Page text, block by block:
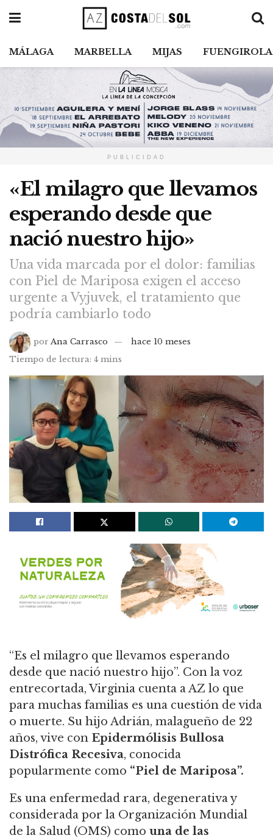
MÁLAGA MARBELLA MIJAS FUENGIROLA
PUBLICIDAD
«El milagro que llevamos
esperando desde que
nació nuestro hijo»
Una vida marcada por el dolor: familias
con Piel de Mariposa exigen el acceso
urgente a Vyjuvek, el tratamiento que
podría cambiarlo todo
por Ana Carrasco
hace 10 meses
Tiempo de lectura: 4 mins
“Es el milagro que llevamos esperando
desde que nació nuestro hijo”. Con la voz
entrecortada, Virginia cuenta a AZ lo que
para muchas familias es una cuestión de vida
o muerte. Su hijo Adrián, malagueño de 22
años, vive con Epidermólisis Bullosa
Distrófica Recesiva, conocida
popularmente como “Piel de Mariposa”.
Es una enfermedad rara, degenerativa y
considerada por la Organización Mundial
de la Salud (OMS) como una de las